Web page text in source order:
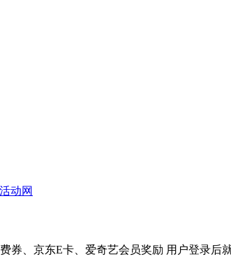
动网
券、京东E卡、爱奇艺会员奖励 用户登录